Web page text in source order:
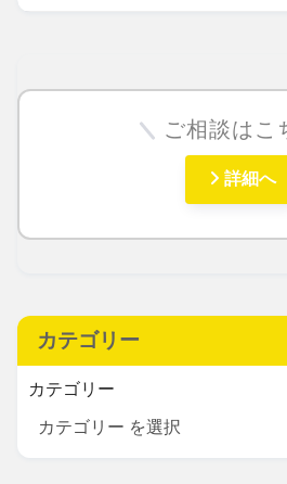
ご相談はこ
詳細へ
カテゴリー
カテゴリー